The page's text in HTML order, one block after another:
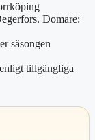
Domare:
säsongen
tillgängliga